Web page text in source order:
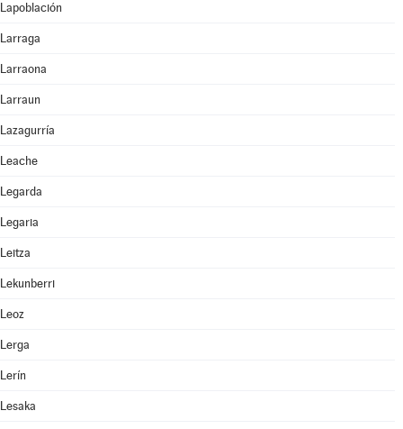
Lapoblación
Larraga
Larraona
Larraun
Lazagurría
Leache
Legarda
Legaria
Leitza
Lekunberri
Leoz
Lerga
Lerín
Lesaka